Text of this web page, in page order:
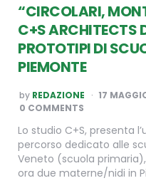
“CIRCOLARI,
C+S ARCHITECTS
PROTOTIPI DI
PIEMONTE
POSTED
BY
by REDAZIONE 17
0 COMMENTS
Lo studio C+S, presenta
percorso dedicato alle
Veneto (scuola
ora due materne/nidi in